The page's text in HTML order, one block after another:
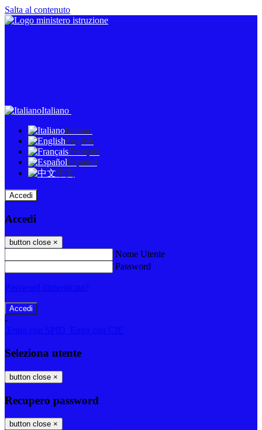
Salta al contenuto
Italiano
Italiano
English
Français
Español
中文
Accedi
Accedi
button close ×
Nome Utente
Password
-
Seleziona utente
button close ×
Recupero password
button close ×